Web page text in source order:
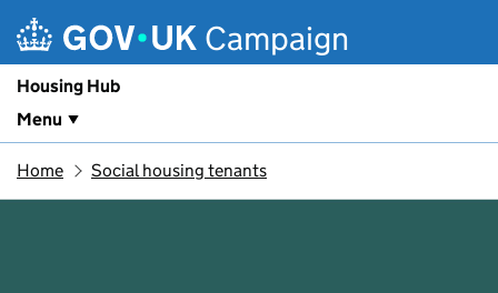
Campaign
Housing Hub
Menu
Home Social housing tenants